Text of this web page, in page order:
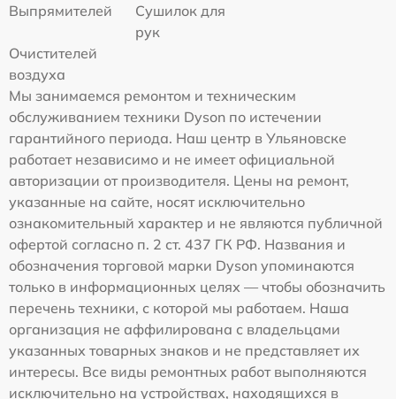
Выпрямителей
Сушилок для
рук
Очистителей
воздуха
Мы занимаемся ремонтом и техническим
обслуживанием техники Dyson по истечении
гарантийного периода. Наш центр в Ульяновске
работает независимо и не имеет официальной
авторизации от производителя. Цены на ремонт,
указанные на сайте, носят исключительно
ознакомительный характер и не являются публичной
офертой согласно п. 2 ст. 437 ГК РФ. Названия и
обозначения торговой марки Dyson упоминаются
только в информационных целях — чтобы обозначить
перечень техники, с которой мы работаем. Наша
организация не аффилирована с владельцами
указанных товарных знаков и не представляет их
интересы. Все виды ремонтных работ выполняются
исключительно на устройствах, находящихся в